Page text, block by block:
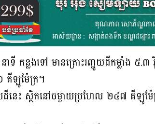
ន្លងទៅ មានគ្រោះរញ្ជួយដីកម្លាំង ៥.៣ រ៉ិច
គីឡូម៉ែត្រ។
ដីនេះ ស្ថិតនៅចម្ងាយប្រហែល ២៤៧ គីឡូ